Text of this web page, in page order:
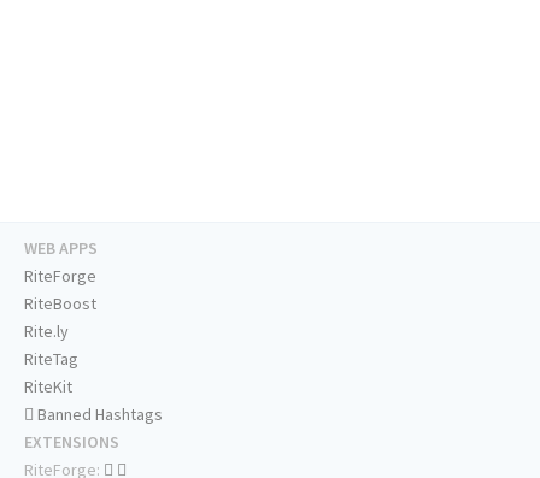
WEB APPS
RiteForge
RiteBoost
Rite.ly
RiteTag
RiteKit
Banned Hashtags
EXTENSIONS
RiteForge: